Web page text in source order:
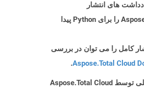
های انتشار
Aspose.Total Cloud API را برای Python پیدا
کامل را می توان در بررسی
Aspose.Total Cloud
.
چه فرمت های فایلی توسط Aspose.Total Cloud